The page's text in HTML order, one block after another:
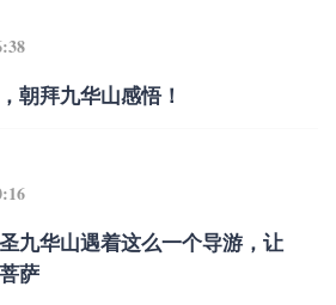
朝拜九华山感悟！
九华山​遇着这么一个导游，让
萨